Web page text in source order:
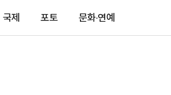
국제 포토 문화·연예